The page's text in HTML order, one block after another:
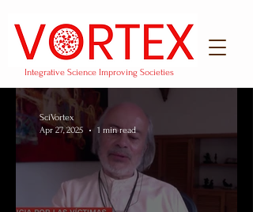
Integrative Science Improving Societies
SciVortex
Apr 27, 2025
1 min read